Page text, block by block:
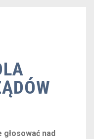
głosować nad